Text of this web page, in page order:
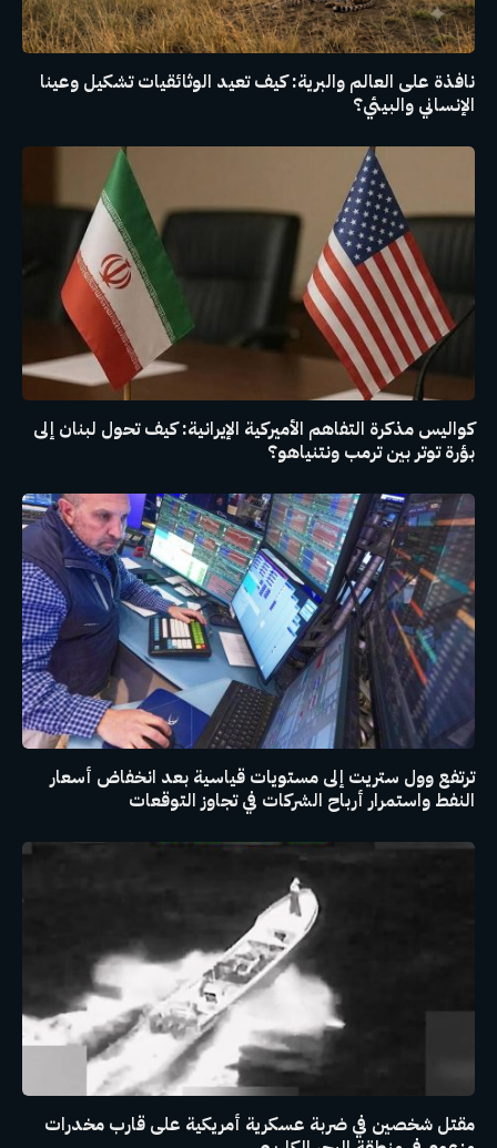
نافذة على العالم والبرية: كيف تعيد الوثائقيات تشكيل وعينا
الإنساني والبيئي؟
كواليس مذكرة التفاهم الأميركية الإيرانية: كيف تحول لبنان إلى
بؤرة توتر بين ترمب ونتنياهو؟
ترتفع وول ستريت إلى مستويات قياسية بعد انخفاض أسعار
النفط واستمرار أرباح الشركات في تجاوز التوقعات
مقتل شخصين في ضربة عسكرية أمريكية على قارب مخدرات